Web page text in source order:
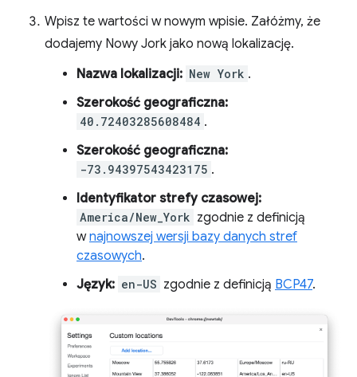
Wpisz te wartości w nowym wpisie. Załóżmy, że
dodajemy Nowy Jork jako nową lokalizację.
Nazwa lokalizacji: New York .
Szerokość geograficzna:
40.72403285608484 .
Szerokość geograficzna:
-73.94397543423175 .
Identyfikator strefy czasowej:
America/New_York zgodnie z definicją
wnajnowszej wersji bazy danych stref
czasowych.
Język: en-US zgodnie z definicją BCP47.